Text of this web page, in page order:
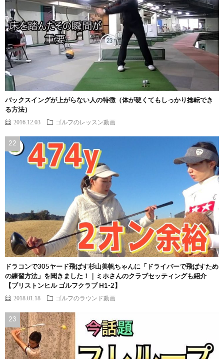
バックスイングが上がらない人の特徴（体が硬くてもしっかり捻転でき
る方法）
2016.12.03 ゴルフのレッスン動画
ドラコンで305ヤード飛ばす杉山美帆ちゃんに「ドライバーで飛ばすため
の練習方法」を聞きました！｜ミホさんのクラブセッティングも紹介
【ブリストンヒル ゴルフクラブ H1-2】
2018.01.18 ゴルフのラウンド動画